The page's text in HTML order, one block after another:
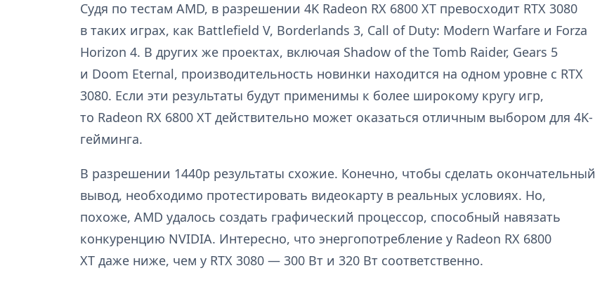
Судя по тестам AMD, в разрешении 4K Radeon RX 6800 XT превосходит RTX 3080
в таких играх, как Battlefield V, Borderlands 3, Call of Duty: Modern Warfare и Forza
Horizon 4. В других же проектах, включая Shadow of the Tomb Raider, Gears 5
и Doom Eternal, производительность новинки находится на одном уровне с RTX
3080. Если эти результаты будут применимы к более широкому кругу игр,
то Radeon RX 6800 XT действительно может оказаться отличным выбором для 4K-
гейминга.
В разрешении 1440p результаты схожие. Конечно, чтобы сделать окончательный
вывод, необходимо протестировать видеокарту в реальных условиях. Но,
похоже, AMD удалось создать графический процессор, способный навязать
конкуренцию NVIDIA. Интересно, что энергопотребление у Radeon RX 6800
XT даже ниже, чем у RTX 3080 — 300 Вт и 320 Вт соответственно.